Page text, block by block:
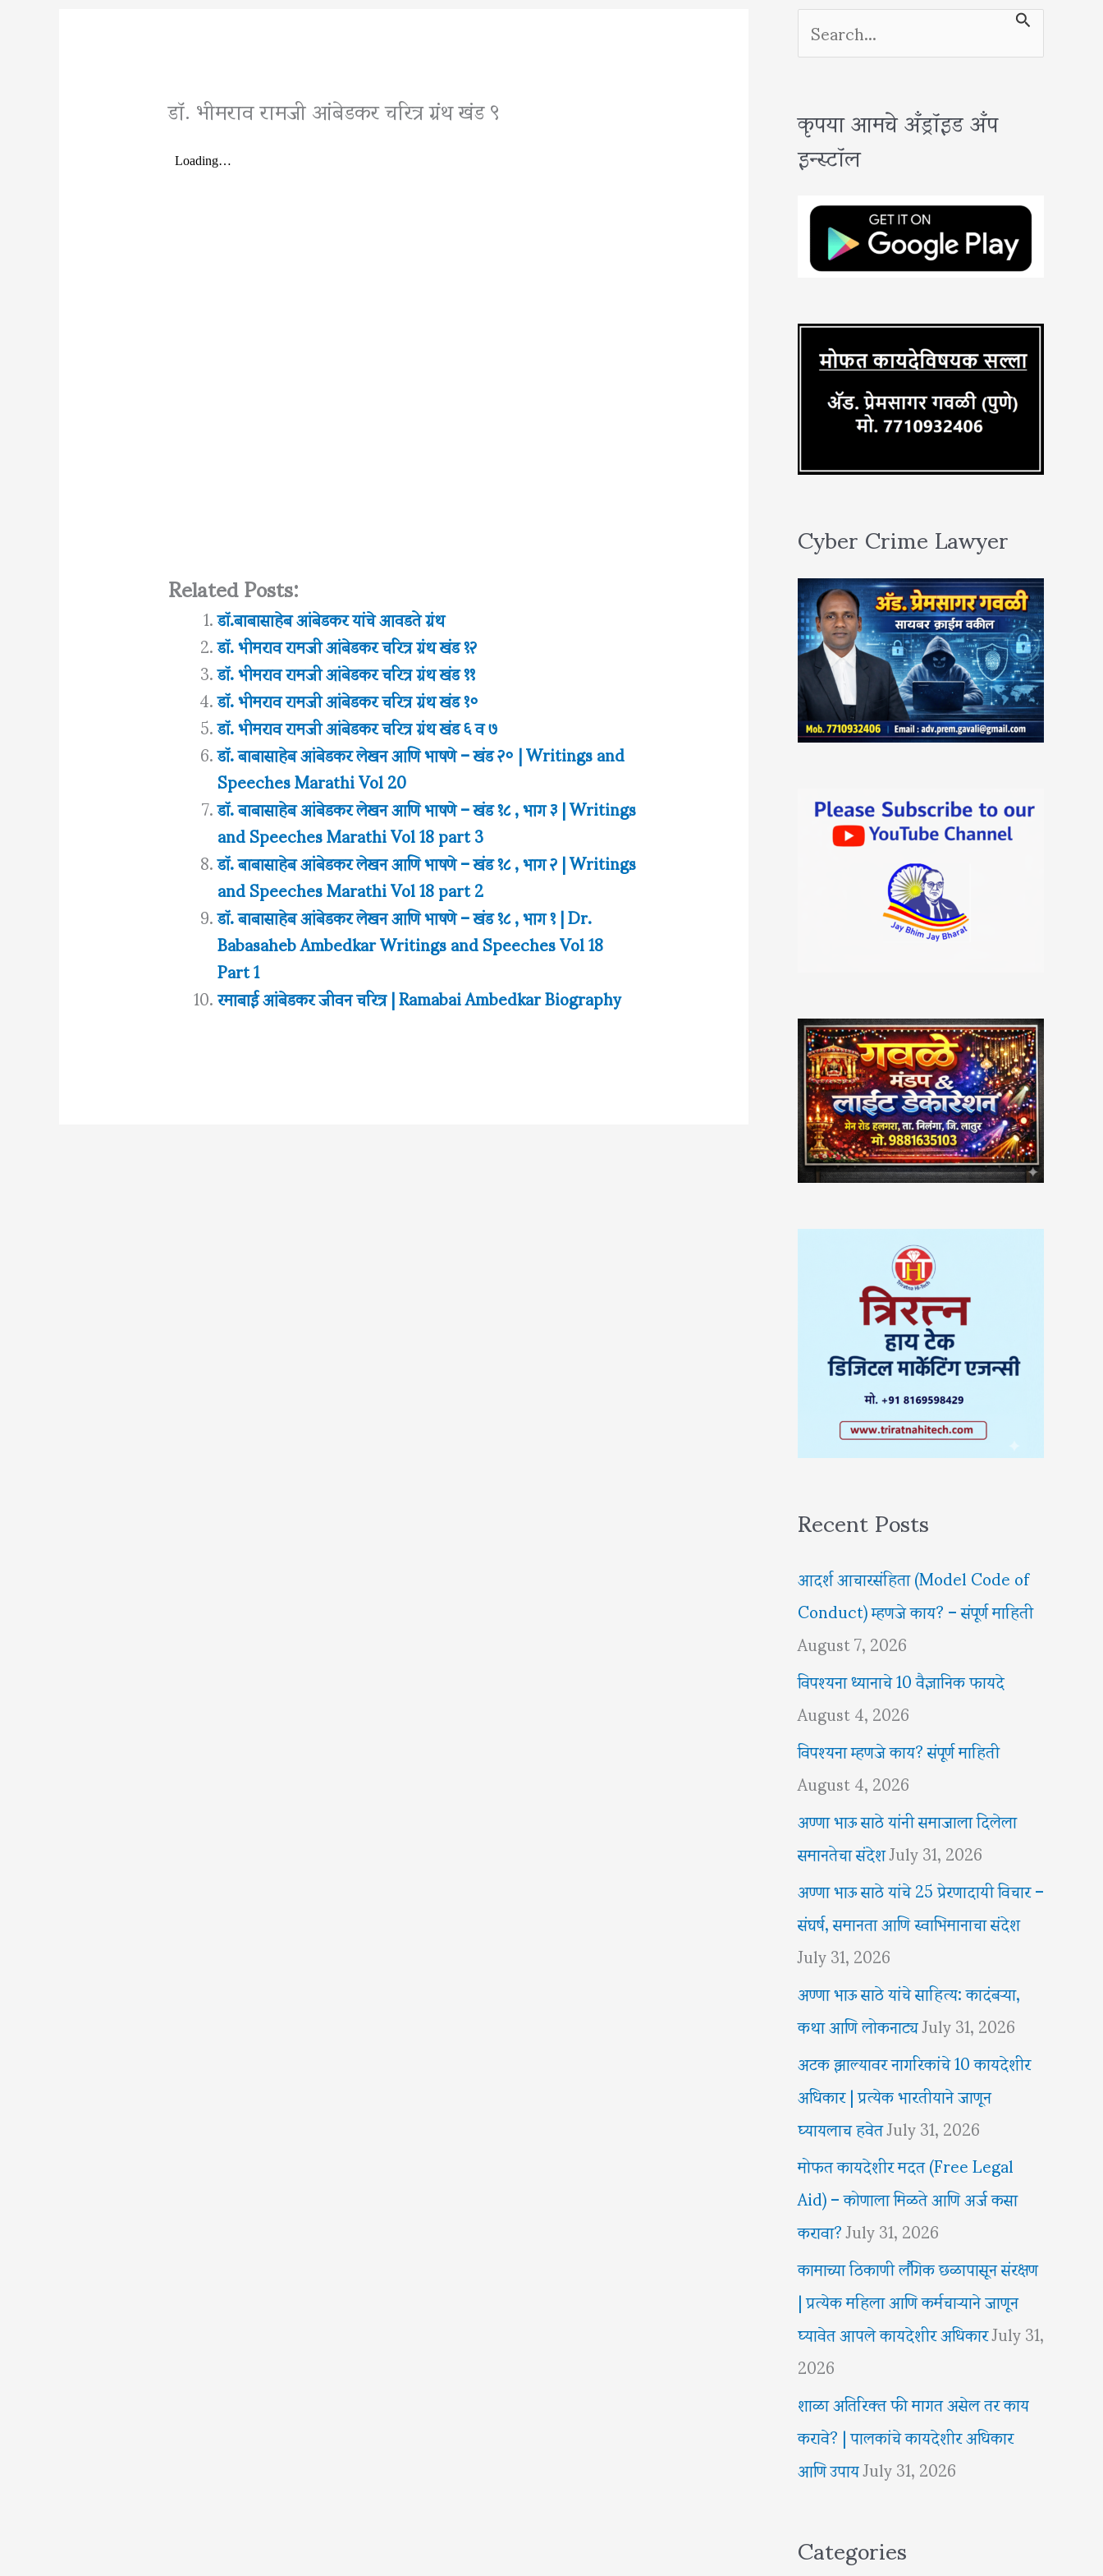
डॉ. भीमराव रामजी आंबेडकर चरित्र ग्रंथ खंड ९
Related Posts:
डॉ.बाबासाहेब आंबेडकर यांचे आवडते ग्रंथ
डॉ. भीमराव रामजी आंबेडकर चरित्र ग्रंथ खंड १२
डॉ. भीमराव रामजी आंबेडकर चरित्र ग्रंथ खंड ११
डॉ. भीमराव रामजी आंबेडकर चरित्र ग्रंथ खंड १०
डॉ. भीमराव रामजी आंबेडकर चरित्र ग्रंथ खंड ६ व ७
डॉ. बाबासाहेब आंबेडकर लेखन आणि भाषणे – खंड २० | Writings and
Speeches Marathi Vol 20
डॉ. बाबासाहेब आंबेडकर लेखन आणि भाषणे – खंड १८ , भाग ३ | Writings
and Speeches Marathi Vol 18 part 3
डॉ. बाबासाहेब आंबेडकर लेखन आणि भाषणे – खंड १८ , भाग २ | Writings
and Speeches Marathi Vol 18 part 2
डॉ. बाबासाहेब आंबेडकर लेखन आणि भाषणे – खंड १८ , भाग १ | Dr.
Babasaheb Ambedkar Writings and Speeches Vol 18
Part 1
रमाबाई आंबेडकर जीवन चरित्र | Ramabai Ambedkar Biography
S
e
r
c
:
कृपया आमचे अँड्रॉइड अँप
इन्स्टॉल
Cyber Crime Lawyer
Recent Posts
आदर्श आचारसंहिता (Model Code of
Conduct) म्हणजे काय? – संपूर्ण माहिती
August 7, 2026
विपश्यना ध्यानाचे 10 वैज्ञानिक फायदे
August 4, 2026
विपश्यना म्हणजे काय? संपूर्ण माहिती
August 4, 2026
अण्णा भाऊ साठे यांनी समाजाला दिलेला
समानतेचा संदेशJuly 31, 2026
अण्णा भाऊ साठे यांचे 25 प्रेरणादायी विचार –
संघर्ष, समानता आणि स्वाभिमानाचा संदेश
July 31, 2026
अण्णा भाऊ साठे यांचे साहित्य: कादंबऱ्या,
कथा आणि लोकनाट्यJuly 31, 2026
अटक झाल्यावर नागरिकांचे 10 कायदेशीर
अधिकार | प्रत्येक भारतीयाने जाणून
घ्यायलाच हवेतJuly 31, 2026
मोफत कायदेशीर मदत (Free Legal
Aid) – कोणाला मिळते आणि अर्ज कसा
करावा?July 31, 2026
कामाच्या ठिकाणी लैंगिक छळापासून संरक्षण
| प्रत्येक महिला आणि कर्मचाऱ्याने जाणून
घ्यावेत आपले कायदेशीर अधिकारJuly 31,
2026
शाळा अतिरिक्त फी मागत असेल तर काय
करावे? | पालकांचे कायदेशीर अधिकार
आणि उपायJuly 31, 2026
Categories